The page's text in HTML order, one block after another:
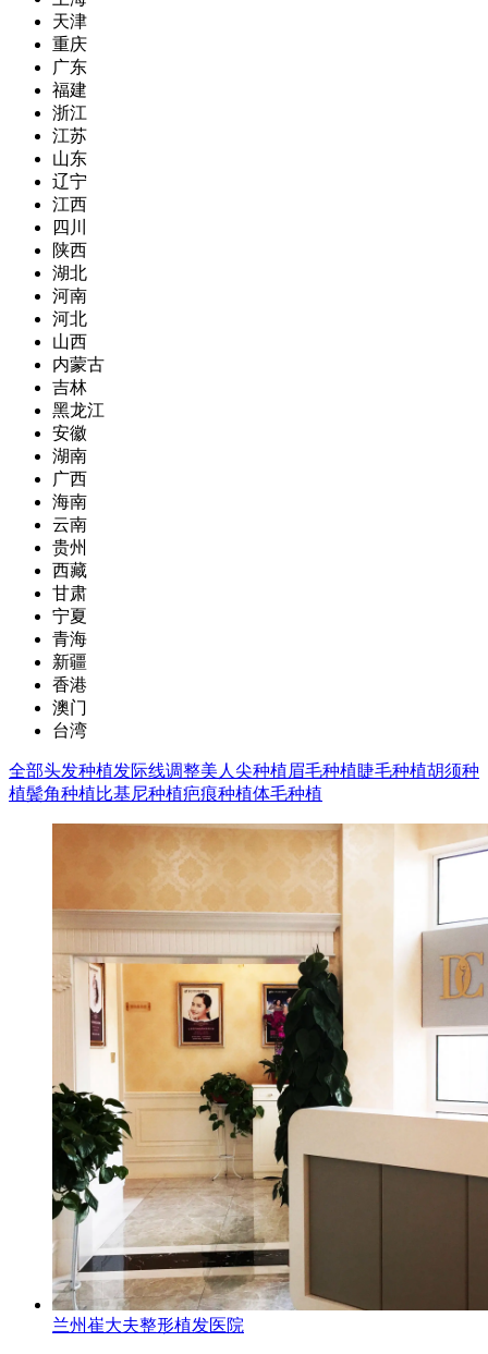
天津
重庆
广东
福建
浙江
江苏
山东
辽宁
江西
四川
陕西
湖北
河南
河北
山西
内蒙古
吉林
黑龙江
安徽
湖南
广西
海南
云南
贵州
西藏
甘肃
宁夏
青海
新疆
香港
澳门
台湾
全部头发种植发际线调整美人尖种植眉毛种植睫毛种植胡须种
植鬓角种植比基尼种植疤痕种植体毛种植
兰州崔大夫整形植发医院